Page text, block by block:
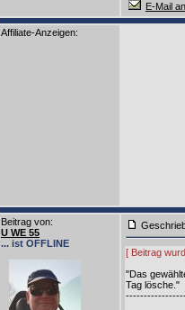
E-Mail
Affiliate-Anzeigen:
Beitrag von:
U WE 55
... ist OFFLINE
[ Beitrag
"Das
Tag lösche."